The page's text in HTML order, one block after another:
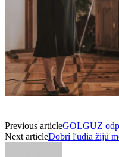
Previous articleGOLGUZ
Next articleDobrí ľudia žijú